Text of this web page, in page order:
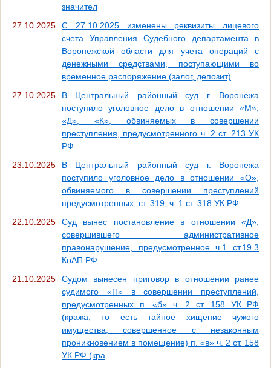
значител
27.10.2025
С 27.10.2025 изменены реквизиты лицевого
счета Управления Судебного департамента в
Воронежской области для учета операций с
денежными средствами, поступающими во
временное распоряжение (залог, депозит)
27.10.2025
В Центральный районный суд г. Воронежа
поступило уголовное дело в отношении «М»,
«Д», «К», обвиняемых в совершении
преступления, предусмотренного ч. 2 ст. 213 УК
РФ
23.10.2025
В Центральный районный суд г. Воронежа
поступило уголовное дело в отношении «О»,
обвиняемого в совершении преступлений
предусмотренных, ст. 319, ч. 1 ст. 318 УК РФ.
22.10.2025
Суд вынес постановление в отношении «Д»,
совершившего административное
правонарушение, предусмотренное ч.1 ст.19.3
КоАП РФ
21.10.2025
Судом вынесен приговор в отношении ранее
судимого «П» в совершении преступлений,
предусмотренных п. «б» ч. 2 ст. 158 УК РФ
(кража, то есть тайное хищение чужого
имущества, совершенное с незаконным
проникновением в помещение) п. «в» ч. 2 ст. 158
УК РФ (кра